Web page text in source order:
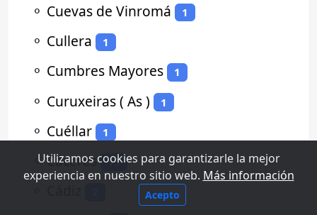
⚬ Cuevas de Vinromá 1
⚬ Cullera 1
⚬ Cumbres Mayores 1
⚬ Curuxeiras ( As ) 1
⚬ Cuéllar 1
⚬Cáceres 15
Utilizamos cookies para garantizarle la mejor
experiencia en nuestro sitio web. Más información
Acepto